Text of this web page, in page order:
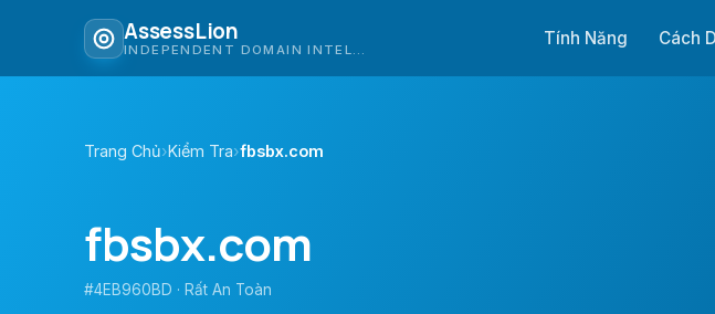
AssessLion Tính Năng Cách
Trang Chủ›Kiểm Tra›fbsbx.com
fbsbx.com
#4EB960BD · Rất An Toàn